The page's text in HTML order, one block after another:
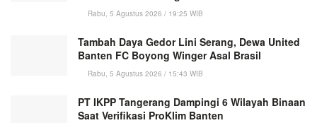
Rabu, 5 Agustus 2026 / 19:25 WIB
Tambah Daya Gedor Lini Serang, Dewa United
Banten FC Boyong Winger Asal Brasil
Rabu, 5 Agustus 2026 / 15:43 WIB
PT IKPP Tangerang Dampingi 6 Wilayah Binaan
Saat Verifikasi ProKlim Banten